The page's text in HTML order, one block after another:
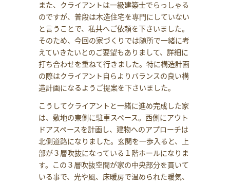
また、クライアントは一級建築士でらっしゃる
のですが、普段は木造住宅を専門にしていない
と言うことで、私共へご依頼を下さいました。
そのため、今回の家づくりでは随所で一緒に考
えていきたいとのご要望もありまして、詳細に
打ち合わせを重ねて行きました。特に構造計画
の際はクライアント自らよりバランスの良い構
造計画になるようご提案を下さいました。
こうしてクライアントと一緒に進め完成した家
は、敷地の東側に駐車スペース。西側にアウト
ドアスペースを計画し、建物へのアプローチは
北側道路になりました。玄関を一歩入ると、上
部が３層吹抜になっている１階ホールになりま
す。この３層吹抜空間が家の中央部分を貫いて
いる事で、光や風、床暖房で温められた暖気、